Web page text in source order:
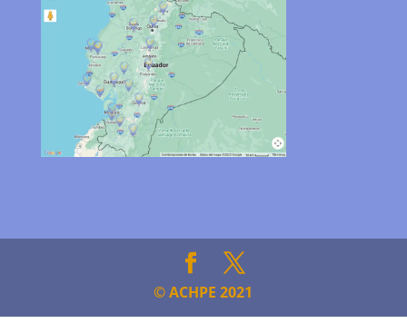
© ACHPE 2021